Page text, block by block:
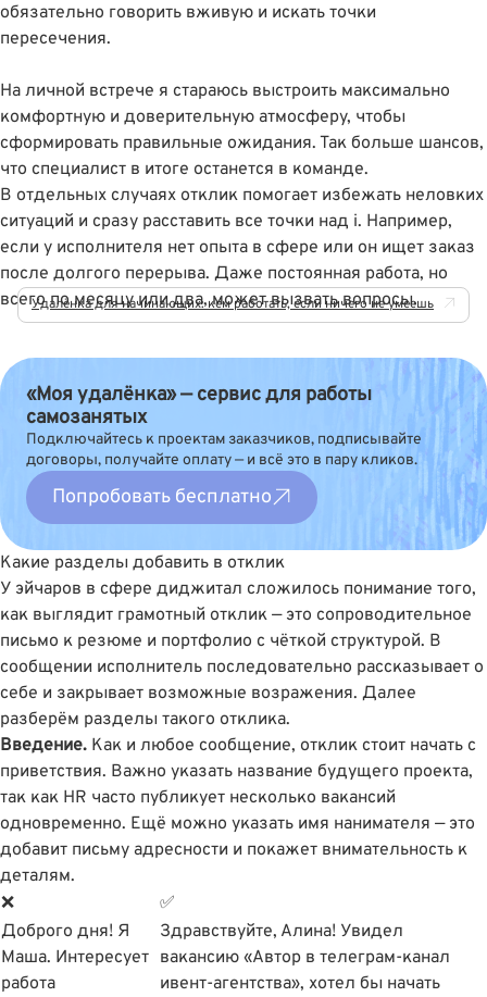
обязательно говорить вживую и искать точки
пересечения.
На личной встрече я стараюсь выстроить максимально
комфортную и доверительную атмосферу, чтобы
сформировать правильные ожидания. Так больше шансов,
что специалист в итоге останется в команде.
В отдельных случаях отклик помогает избежать неловких
ситуаций и сразу расставить все точки над і. Например,
если у исполнителя нет опыта в сфере или он ищет заказ
после долгого перерыва. Даже постоянная работа, но
всего по месяцу или два, может вызвать вопросы.
Удалёнка для начинающих: кем работать, если ничего не умеешь
«Моя удалёнка» — сервис для работы
самозанятых
Подключайтесь к проектам заказчиков, подписывайте
договоры, получайте оплату — и всё это в пару кликов.
Попробовать бесплатно
Какие разделы добавить в отклик
У эйчаров в сфере диджитал сложилось понимание того,
как выглядит грамотный отклик — это сопроводительное
письмо к резюме и портфолио с чёткой структурой. В
сообщении исполнитель последовательно рассказывает о
себе и закрывает возможные возражения. Далее
разберём разделы такого отклика.
Введение. Как и любое сообщение, отклик стоит начать с
приветствия. Важно указать название будущего проекта,
так как HR часто публикует несколько вакансий
одновременно. Ещё можно указать имя нанимателя — это
добавит письму адресности и покажет внимательность к
деталям.
❌
✅
Доброго дня! Я
Маша. Интересует
работа
Здравствуйте, Алина! Увидел
вакансию «Автор в телеграм-канал
ивент-агентства», хотел бы начать